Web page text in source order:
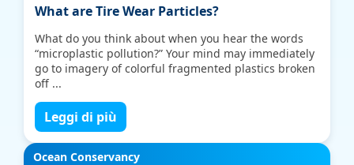
What are Tire Wear Particles?
What do you think about when you hear the words
“microplastic pollution?” Your mind may immediately
go to imagery of colorful fragmented plastics broken
off ...
Leggi di più
Ocean Conservancy